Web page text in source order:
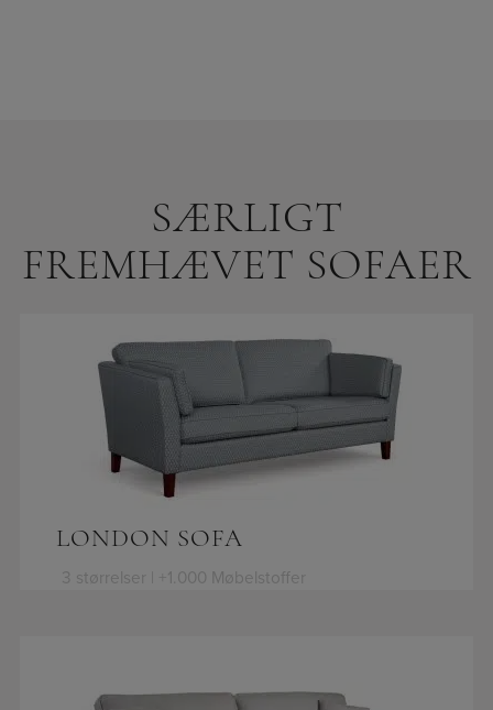
SÆRLIGT
FREMHÆVET SOFAER
LONDON SOFA
3 størrelser | +1.000 Møbelstoffer